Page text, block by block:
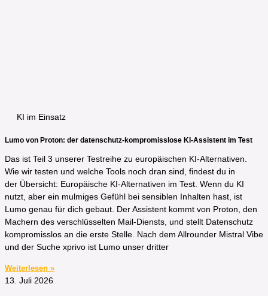
KI im Einsatz
Lumo von Proton: der datenschutz-kompromisslose KI-Assistent im Test
Das ist Teil 3 unserer Testreihe zu europäischen KI-Alternativen.
Wie wir testen und welche Tools noch dran sind, findest du in
der Übersicht: Europäische KI-Alternativen im Test. Wenn du KI
nutzt, aber ein mulmiges Gefühl bei sensiblen Inhalten hast, ist
Lumo genau für dich gebaut. Der Assistent kommt von Proton, den
Machern des verschlüsselten Mail-Diensts, und stellt Datenschutz
kompromisslos an die erste Stelle. Nach dem Allrounder Mistral Vibe
und der Suche xprivo ist Lumo unser dritter
Weiterlesen »
13. Juli 2026